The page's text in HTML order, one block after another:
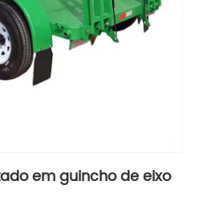
em guincho de eixo